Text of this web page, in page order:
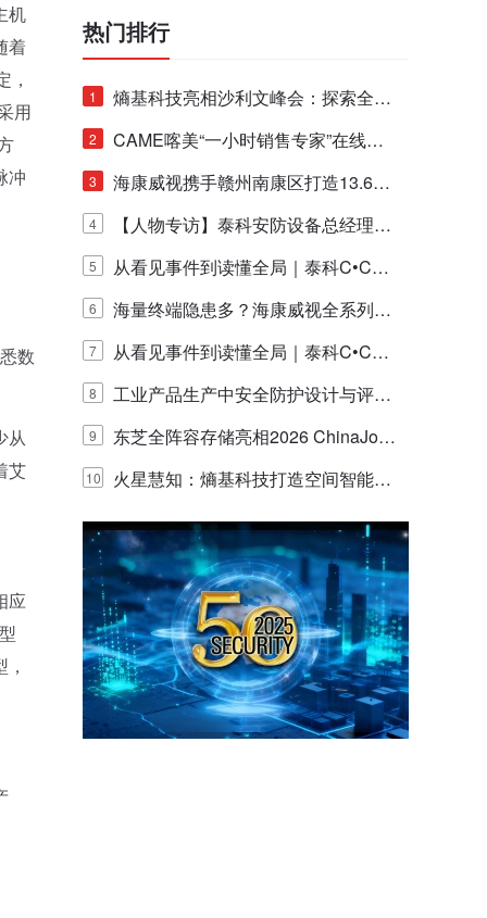
机
着
，
用
冲
数
从
艾
应
热门排行
1
熵基科技亮相沙利文峰会：探索全栈
脑机技术商业化生态新路径
2
CAME喀美“一小时销售专家”在线赋
能培训正式启动！
3
海康威视携手赣州南康区打造13.6公
里绿波网
4
【人物专访】泰科安防设备总经理张
宁解码安防出海新范式
5
从看见事件到读懂全局｜泰科C•CUR
E IQ 3.20开启安防运营智能新时代
6
海量终端隐患多？海康威视全系列物
联安全产品，四层守护更放心！
7
从看见事件到读懂全局｜泰科C•CUR
E IQ 3.20开启安防运营智能新时代
8
工业产品生产中安全防护设计与评估
的实践与探讨
9
东芝全阵容存储亮相2026 ChinaJo
y，以海量数据底座赋能“与AI同游”新
体验
10
火星慧知：熵基科技打造空间智能时
代的认知中枢